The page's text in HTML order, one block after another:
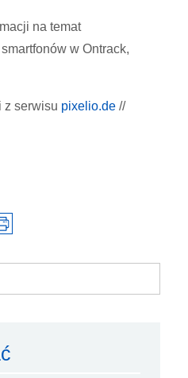
na temat
w Ontrack,
z serwisu pixelio.de //